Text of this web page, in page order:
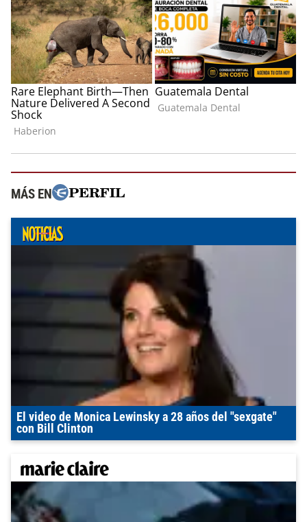
MÁS EN
El video de Monica Lewinsky a 28 años del "sexgate"
con Bill Clinton